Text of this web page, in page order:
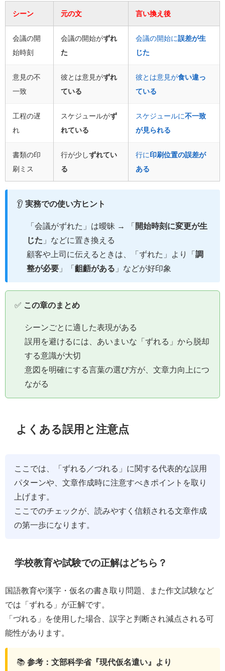
シーン 元の文 言い換え後
会議の開
始時刻
会議の開始がずれ
た
会議の開始に誤差が生
じた
意見の不
一致
彼とは意見がずれ
ている
彼とは意見が食い違っ
ている
工程の遅
れ
スケジュールがず
れている
スケジュールに不一致
が見られる
書類の印
刷ミス
行が少し ずれてい
る
行に 印刷位置の誤差が
ある
👂 実務での使い方ヒント
「会議がずれた」は曖昧 → 「 開始時刻に変更が生
じた 」などに置き換える
顧客や上司に伝えるときは、「ずれた」より「 調
整が必要 」「 齟齬がある 」などが好印象
✅ この章のまとめ
シーンごとに適した表現がある
誤用を避けるには、あいまいな「ずれる」から脱却
する意識が大切
意図を明確にする言葉の選び方が、文章力向上につ
ながる
よくある誤用と注意点
ここでは、「ずれる／づれる」に関する代表的な誤用
パターンや、文章作成時に注意すべきポイントを取り
上げます。
ここでのチェックが、読みやすく信頼される文章作成
の第一歩になります。
学校教育や試験での正解はどちら？
国語教育や漢字・仮名の書き取り問題、また作文試験など
では「ずれる」が正解です。
「づれる」を使用した場合、誤字と判断され減点される可
能性があります。
📚 参考：文部科学省『現代仮名遣い』より